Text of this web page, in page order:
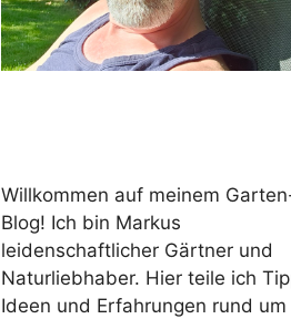
Willkommen auf meinem
Blog! Ich bin Markus
leidenschaftlicher Gärtner und
Naturliebhaber. Hier teile ich
Ideen und Erfahrungen rund um